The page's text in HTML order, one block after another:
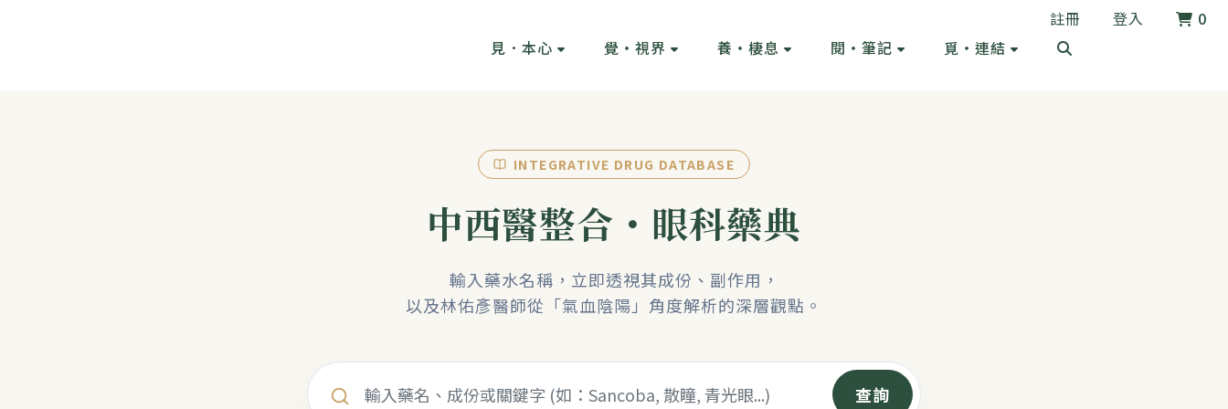
註冊 登入
0
見．本心
覺・視界 養・棲息 閱・筆記 覓・連結
INTEGRATIVE DRUG DATABASE
中西醫整合・眼科藥典
輸入藥水名稱，立即透視其成份、副作用，
以及林佑彥醫師從「氣血陰陽」角度解析的深層觀點。
查詢